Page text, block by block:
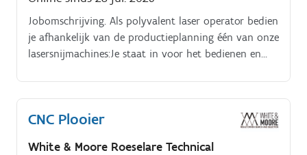
Jobomschrijving. Als polyvalent laser operator bedien
je afhankelijk van de productieplanning één van onze
lasersnijmachines:Je staat in voor het bedienen en
CNC Plooier
White & Moore Roeselare Technical